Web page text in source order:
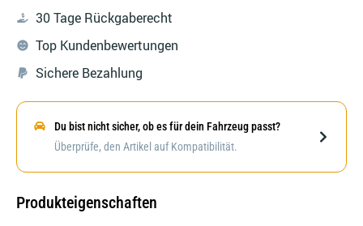
30 Tage Rückgaberecht
Top Kundenbewertungen
Sichere Bezahlung
Darstellung kann abweichen
Du bist nicht sicher, ob es für dein Fahrzeug passt?
Überprüfe, den Artikel auf Kompatibilität.
Produkteigenschaften